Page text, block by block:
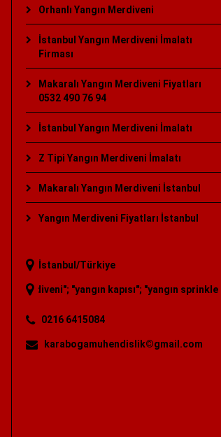
Orhanlı Yangın Merdiveni
İstanbul Yangın Merdiveni İmalatı
Firması
Makaralı Yangın Merdiveni Fiyatları
0532 490 76 94
İstanbul Yangın Merdiveni İmalatı
Z Tipi Yangın Merdiveni İmalatı
Makaralı Yangın Merdiveni İstanbul
Yangın Merdiveni Fiyatları İstanbul
İstanbul/Türkiye
"; "yangın kapısı"; "yangın sprinkler sistemi"; "
0216 6415084
karabogamuhendislik©gmail.com